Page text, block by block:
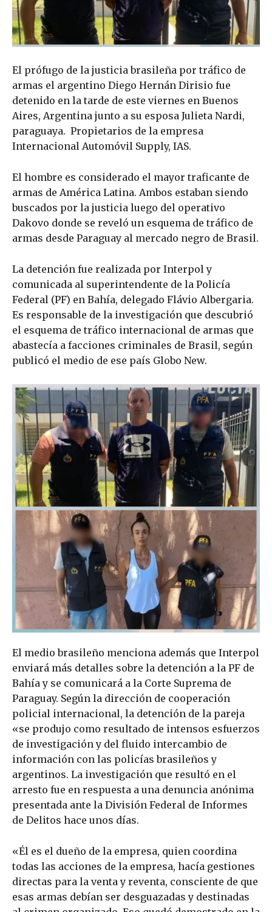
El prófugo de la justicia brasileña por tráfico de
armas el argentino Diego Hernán Dirisio fue
detenido en la tarde de este viernes en Buenos
Aires, Argentina junto a su esposa Julieta Nardi,
paraguaya. Propietarios de la empresa
Internacional Automóvil Supply, IAS.
El hombre es considerado el mayor traficante de
armas de América Latina. Ambos estaban siendo
buscados por la justicia luego del operativo
Dakovo donde se reveló un esquema de tráfico de
armas desde Paraguay al mercado negro de Brasil.
La detención fue realizada por Interpol y
comunicada al superintendente de la Policía
Federal (PF) en Bahía, delegado Flávio Albergaria.
Es responsable de la investigación que descubrió
el esquema de tráfico internacional de armas que
abastecía a facciones criminales de Brasil, según
publicó el medio de ese país Globo New.
El medio brasileño menciona además que Interpol
enviará más detalles sobre la detención a la PF de
Bahía y se comunicará a la Corte Suprema de
Paraguay. Según la dirección de cooperación
policial internacional, la detención de la pareja
«se produjo como resultado de intensos esfuerzos
de investigación y del fluido intercambio de
información con las policías brasileños y
argentinos. La investigación que resultó en el
arresto fue en respuesta a una denuncia anónima
presentada ante la División Federal de Informes
de Delitos hace unos días.
«Él es el dueño de la empresa, quien coordina
todas las acciones de la empresa, hacía gestiones
directas para la venta y reventa, consciente de que
esas armas debían ser desguazadas y destinadas